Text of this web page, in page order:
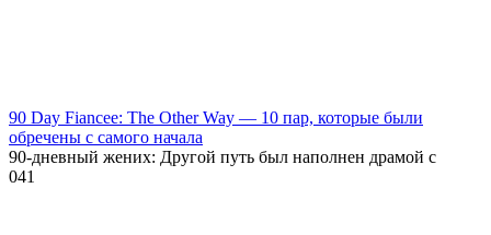
90 Day Fiancee: The Other Way — 10 пар, которые были
обречены с самого начала
90-дневный жених: Другой путь был наполнен драмой с
041